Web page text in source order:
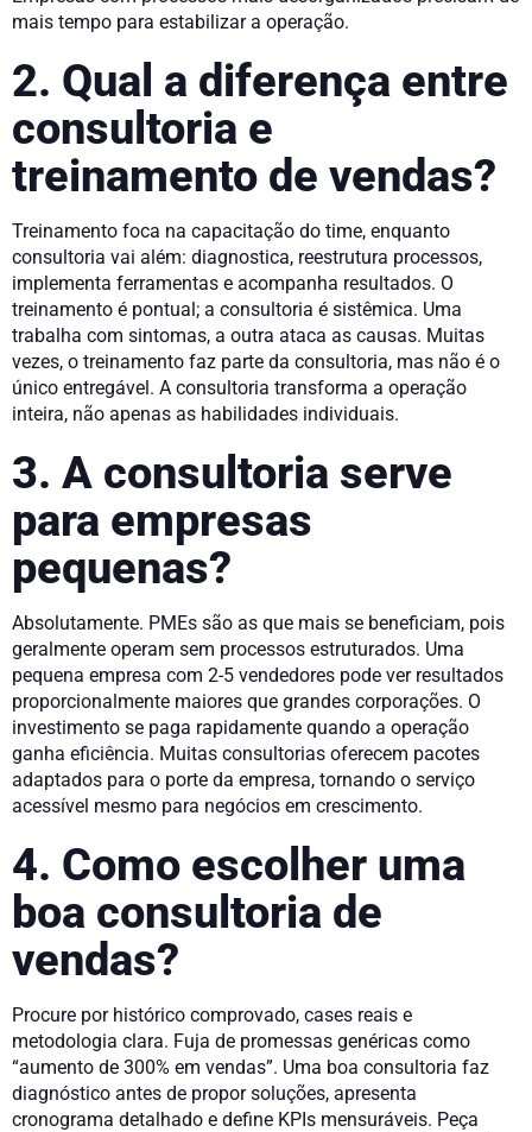
mais tempo para estabilizar a operação.
2. Qual a diferença entre
consultoria e
treinamento de vendas?
Treinamento foca na capacitação do time, enquanto
consultoria vai além: diagnostica, reestrutura processos,
implementa ferramentas e acompanha resultados. O
treinamento é pontual; a consultoria é sistêmica. Uma
trabalha com sintomas, a outra ataca as causas. Muitas
vezes, o treinamento faz parte da consultoria, mas não é o
único entregável. A consultoria transforma a operação
inteira, não apenas as habilidades individuais.
3. A consultoria serve
para empresas
pequenas?
Absolutamente. PMEs são as que mais se beneficiam, pois
geralmente operam sem processos estruturados. Uma
pequena empresa com 2-5 vendedores pode ver resultados
proporcionalmente maiores que grandes corporações. O
investimento se paga rapidamente quando a operação
ganha eficiência. Muitas consultorias oferecem pacotes
adaptados para o porte da empresa, tornando o serviço
acessível mesmo para negócios em crescimento.
4. Como escolher uma
boa consultoria de
vendas?
Procure por histórico comprovado, cases reais e
metodologia clara. Fuja de promessas genéricas como
“aumento de 300% em vendas”. Uma boa consultoria faz
diagnóstico antes de propor soluções, apresenta
cronograma detalhado e define KPIs mensuráveis. Peça